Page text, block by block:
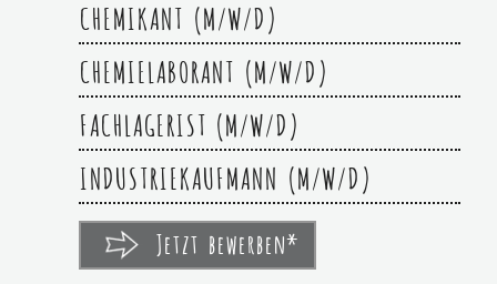
CHEMIKANT (M/W/D)
CHEMIELABORANT (M/W/D)
FACHLAGERIST (M/W/D)
INDUSTRIEKAUFMANN (M/W/D)
Jetzt bewerben*